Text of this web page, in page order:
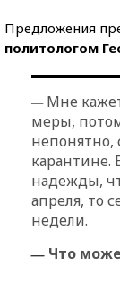
Предложения
политологом
—Мне
меры,
непонятно,
карантине.
надежды,
апреля, то
недели.
— Что